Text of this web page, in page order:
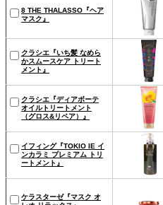
8 THE THALASSO『ヘア
マスク』
クラシエ『いち髪 なめら
かスムースケア トリート
メント』
クラシエ『ディアボーテ
オイルトリートメント
（グロス&リペア）』
イフィング『TOKIO IE イ
ンカラミ プレミアム トリ
ートメント』
ケラスターゼ『マスク オ